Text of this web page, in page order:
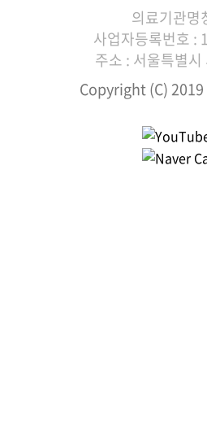
의료기관명
사업자등록번호 :
주소 : 서울특별
Copyright (C) 2019